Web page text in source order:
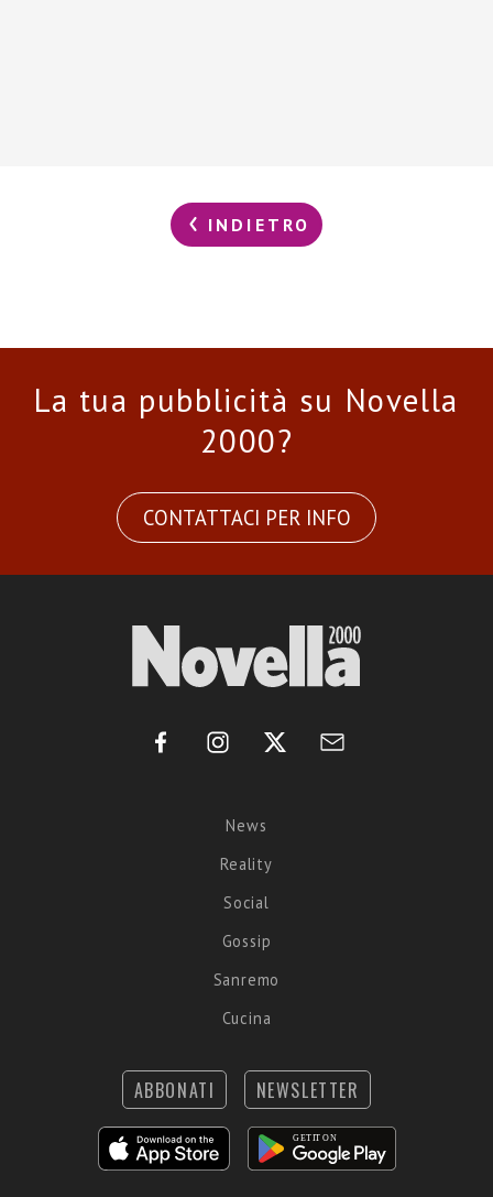
INDIETRO
La tua pubblicità su Novella
2000?
CONTATTACI PER INFO
News
Reality
Social
Gossip
Sanremo
Cucina
ABBONATI NEWSLETTER